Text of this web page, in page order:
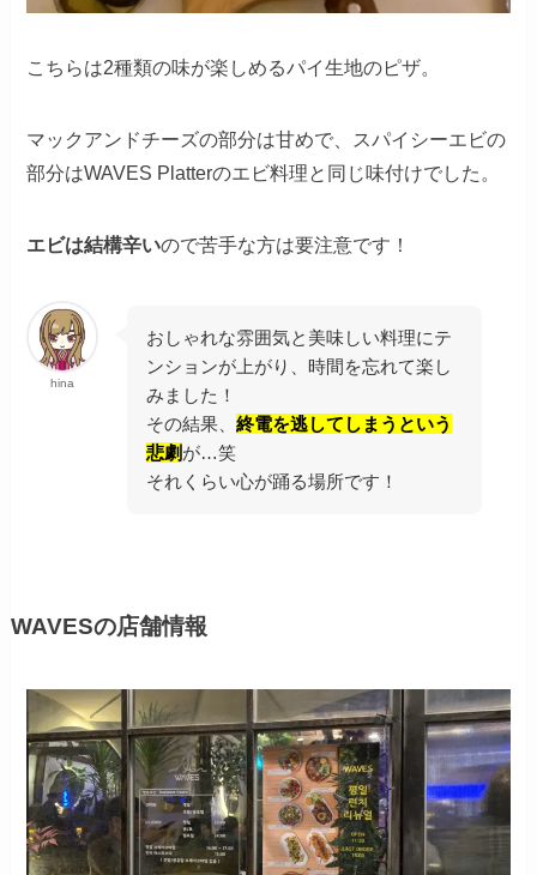
こちらは2種類の味が楽しめるパイ生地のピザ。
マックアンドチーズの部分は甘めで、スパイシーエビの
部分はWAVES Platterのエビ料理と同じ味付けでした。
エビは結構辛いので苦手な方は要注意です！
hina
おしゃれな雰囲気と美味しい料理にテ
ンションが上がり、時間を忘れて楽し
みました！
その結果、 終電を逃してしまうという
悲劇が…笑
それくらい心が踊る場所です！
WAVESの店舗情報